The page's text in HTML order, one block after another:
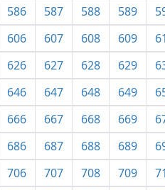
586 587 588 589
606 607 608 609
626 627 628 629
646 647 648 649
666 667 668 669
686 687 688 689
706 707 708 709